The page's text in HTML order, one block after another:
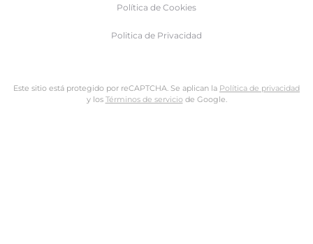
Política de Cookies
Politica de Privacidad
Este sitio está protegido por reCAPTCHA. Se aplican la Política de privacidad
y los Términos de serviciode Google.